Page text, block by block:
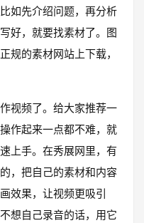
如先介绍问题，再分析
好，就要找素材了。图
规的素材网站上下载，
视频了。给大家推荐一
作起来一点都不难，就
上手。在秀展网里，有
，把自己的素材和内容
效果，让视频更吸引
想自己录音的话，用它